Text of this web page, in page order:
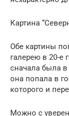
Картина
Обе картины
галерею в 20-е
сначала была
она попала в
которого и
Можно с